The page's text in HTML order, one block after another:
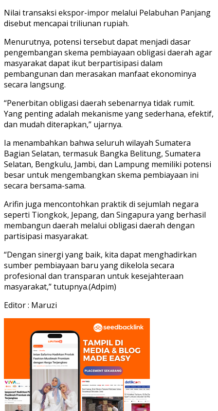
Nilai transaksi ekspor-impor melalui Pelabuhan Panjang
disebut mencapai triliunan rupiah.
Menurutnya, potensi tersebut dapat menjadi dasar
pengembangan skema pembiayaan obligasi daerah agar
masyarakat dapat ikut berpartisipasi dalam
pembangunan dan merasakan manfaat ekonominya
secara langsung.
“Penerbitan obligasi daerah sebenarnya tidak rumit.
Yang penting adalah mekanisme yang sederhana, efektif,
dan mudah diterapkan,” ujarnya.
Ia menambahkan bahwa seluruh wilayah Sumatera
Bagian Selatan, termasuk Bangka Belitung, Sumatera
Selatan, Bengkulu, Jambi, dan Lampung memiliki potensi
besar untuk mengembangkan skema pembiayaan ini
secara bersama-sama.
Arifin juga mencontohkan praktik di sejumlah negara
seperti Tiongkok, Jepang, dan Singapura yang berhasil
membangun daerah melalui obligasi daerah dengan
partisipasi masyarakat.
“Dengan sinergi yang baik, kita dapat menghadirkan
sumber pembiayaan baru yang dikelola secara
profesional dan transparan untuk kesejahteraan
masyarakat,” tutupnya.(Adpim)
Editor : Maruzi